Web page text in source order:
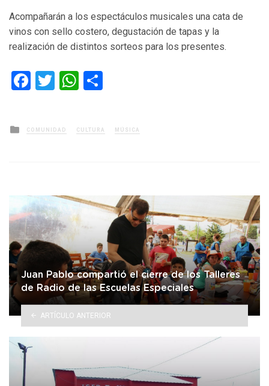
Acompañarán a los espectáculos musicales una cata de
vinos con sello costero, degustación de tapas y la
realización de distintos sorteos para los presentes.
Facebook
TwitterWhatsApp
Posted
in
COMUNIDAD CULTURA MÚSICA
Juan Pablo compartió el cierre de los Talleres
de Radio de las Escuelas Especiales
ARTÍCULO ANTERIOR